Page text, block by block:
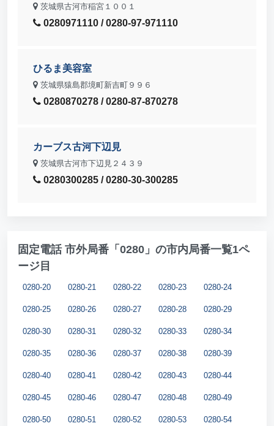
茨城県古河市稲宮１００１
0280971110 / 0280-97-971110
ひるま美容室
茨城県猿島郡境町新吉町９９６
0280870278 / 0280-87-870278
カーブス古河下辺見
茨城県古河市下辺見２４３９
0280300285 / 0280-30-300285
固定電話 市外局番「0280」の市内局番一覧1ペ
ージ目
0280-20 0280-21 0280-22 0280-23 0280-24
0280-25 0280-26 0280-27 0280-28 0280-29
0280-30 0280-31 0280-32 0280-33 0280-34
0280-35 0280-36 0280-37 0280-38 0280-39
0280-40 0280-41 0280-42 0280-43 0280-44
0280-45 0280-46 0280-47 0280-48 0280-49
0280-50 0280-51 0280-52 0280-53 0280-54